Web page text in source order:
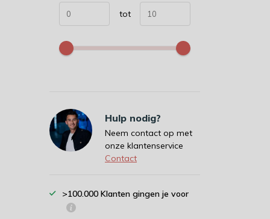
tot
Hulp nodig?
Neem contact op met
onze klantenservice
Contact
>100.000 Klanten gingen je voor